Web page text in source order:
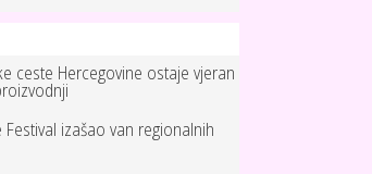
ceste Hercegovine ostaje vjeran
Festival izašao van regionalnih